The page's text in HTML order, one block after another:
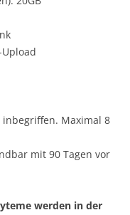
inbegriffen. Maximal 8
mit 90 Tagen vor
werden in der